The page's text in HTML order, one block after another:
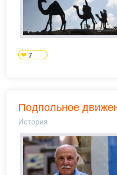
7
Подпольное
История